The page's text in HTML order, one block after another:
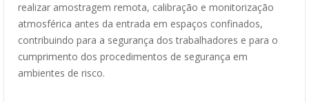
realizar amostragem remota, calibração e monitorização
atmosférica antes da entrada em espaços confinados,
contribuindo para a segurança dos trabalhadores e para o
cumprimento dos procedimentos de segurança em
ambientes de risco.